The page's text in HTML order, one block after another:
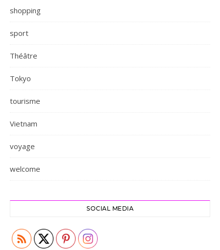
shopping
sport
Théâtre
Tokyo
tourisme
Vietnam
voyage
welcome
SOCIAL MEDIA